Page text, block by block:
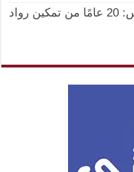
أورنچ مصر وإيناكتس: 20 عامًا من تمكين رواد